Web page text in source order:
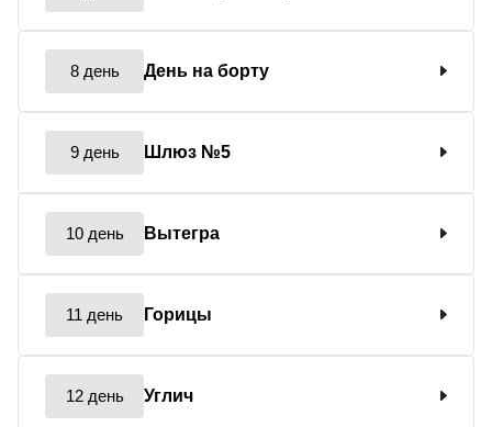
8 день День на борту
9 день Шлюз №5
10 день Вытегра
11 день Горицы
12 день Углич